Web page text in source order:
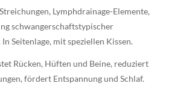
Lymphdrainage-Elemente,
schwangerschaftstypischer
Seitenlage, mit speziellen Kissen.
Rücken, Hüften und Beine, reduziert
fördert Entspannung und Schlaf.